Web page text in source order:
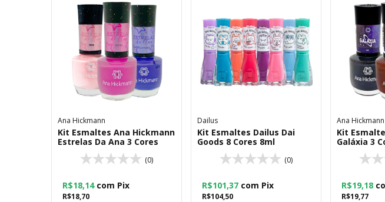
Ana Hickmann
Kit Esmaltes Ana Hickmann
Estrelas Da Ana 3 Cores
(0)
R$18,70
R$18,14 com Pix
Dailus
Kit Esmaltes Dailus Dai
Goods 8 Cores 8ml
(0)
R$104,50
R$101,37 com Pix
Ana Hickmann
Kit
Galáxia 3
R$19,77
R$19,18